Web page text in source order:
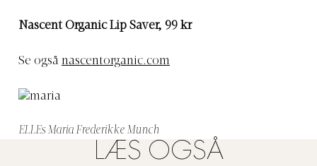
Nascent Organic Lip Saver, 99 kr
Se også nascentorganic.com
ELLEs Maria Frederikke Munch
LÆS OGSÅ